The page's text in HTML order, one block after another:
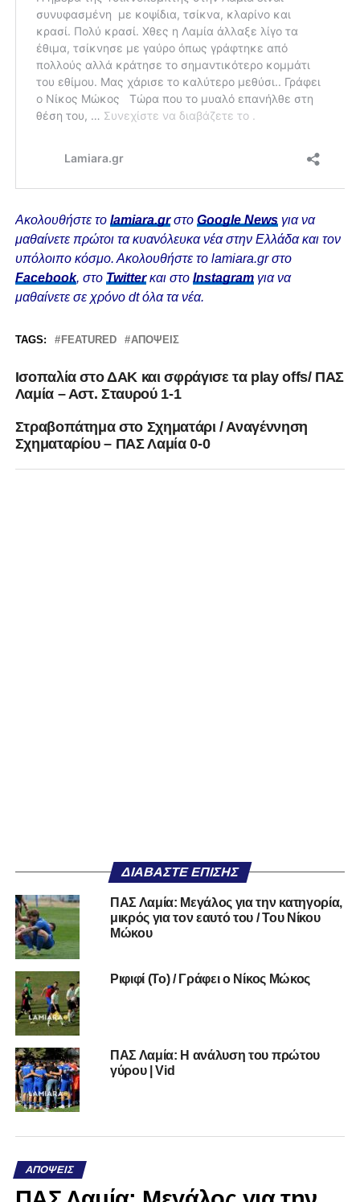
Ακολουθήστε το lamiara.grστο Google Newsγια να
μαθαίνετε πρώτοι τα κυανόλευκα νέα στην Ελλάδα και τον
υπόλοιπο κόσμο. Ακολουθήστε το lamiara.gr στο
Facebook, στο Twitterκαι στο Instagram για να
μαθαίνετε σε χρόνο dt όλα τα νέα.
TAGS: FEATURED ΑΠΌΨΕΙΣ
Ισοπαλία στο ΔΑΚ και σφράγισε τα play offs/ ΠΑΣ
Λαμία – Αστ. Σταυρού 1-1
Στραβοπάτημα στο Σχηματάρι / Αναγέννηση
Σχηματαρίου – ΠΑΣ Λαμία 0-0
ΔΙΑΒΆΣΤΕ ΕΠΊΣΗΣ
ΠΑΣ Λαμία: Μεγάλος για την κατηγορία,
μικρός για τον εαυτό του / Του Νίκου
Μώκου
Ριφιφί (Το) / Γράφει ο Νίκος Μώκος
ΠΑΣ Λαμία: Η ανάλυση του πρώτου
γύρου | Vid
ΑΠΌΨΕΙΣ